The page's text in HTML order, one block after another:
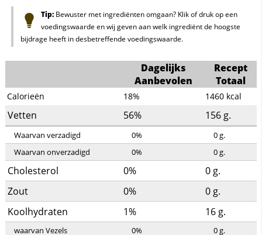
Tip:Bewuster met ingrediënten omgaan? Klik of druk op een
voedingswaarde en wij geven aan welk ingrediënt de hoogste
bijdrage heeft in desbetreffende voedingswaarde.
Dagelijks
Aanbevolen
Recept
Totaal
Calorieën 18% 1460 kcal
Vetten 56% 156 g.
Waarvan verzadigd 0% 0g.
Waarvan onverzadigd
0% 0g.
Cholesterol 0% 0 g.
Zout
0% 0 g.
Koolhydraten
1% 16 g.
waarvan Vezels 0% 0g.